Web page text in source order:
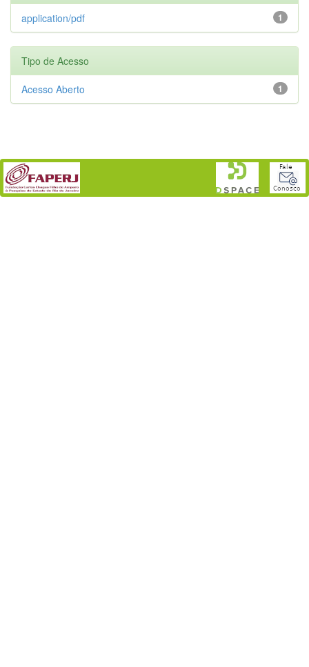
1
application/pdf
Tipo de Acesso
1
Acesso Aberto